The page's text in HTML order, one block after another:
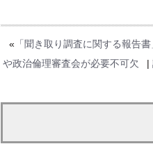
« 「聞き取り調査に関する報告
や政治倫理審査会が必要不可欠
|